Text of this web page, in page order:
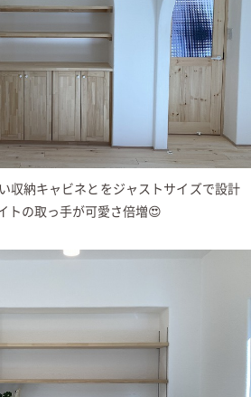
収納キャビネとをジャストサイズで設計
トの取っ手が可愛さ倍増😍